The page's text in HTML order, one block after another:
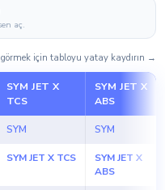
aç.
için tabloyu yatay kaydırın →
SYM JET X
TCS
SYM JET X
ABS
SYM SYM
SYM JET X TCS
SYM JET X
ABS